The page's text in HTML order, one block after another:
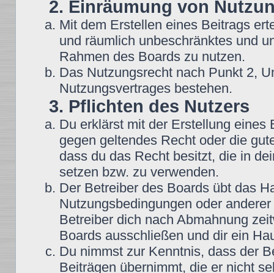
2. Einräumung von
Mit dem Erstellen eines Beitrags
und räumlich unbeschränktes und
Rahmen des Boards zu nutzen.
Das Nutzungsrecht nach Punkt 2,
Nutzungsvertrages bestehen.
3. Pflichten des Nutzers
Du erklärst mit der Erstellung eines
gegen geltendes Recht oder die
dass du das Recht besitzt, die in
setzen bzw. zu verwenden.
Der Betreiber des Boards übt das
Nutzungsbedingungen oder
Betreiber dich nach Abmahnung
Boards ausschließen und dir ein
Du nimmst zur Kenntnis, dass der
Beiträgen übernimmt, die er nicht